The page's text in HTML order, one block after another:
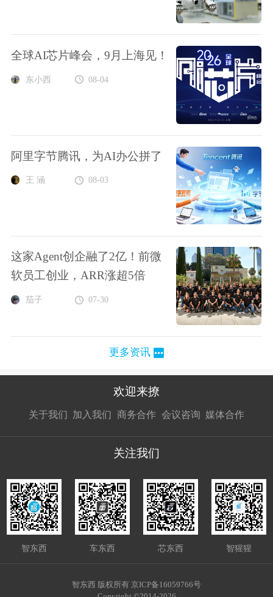
全球AI芯片峰会，9月上海见！
东小西 08-04
阿里字节腾讯，为AI办公拼了
王 涵 08-03
这家Agent创企融了2亿！前微
软员工创业，ARR涨超5倍
茄子 07-30
更多资讯
欢迎来撩
关于我们 加入我们
接扔简历
商务合作
接开聊
会议咨询 媒体合作
接开聊
关注我们
智东西 车东西 芯东西 智猩猩
智东西 版权所有 京ICP备16059766号